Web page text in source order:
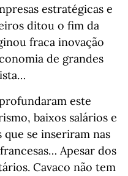
estratégicas e
ditou o fim da
fraca inovação
de grandes
este
baixos salários e
que se inseriram nas
Apesar dos
Cavaco não tem